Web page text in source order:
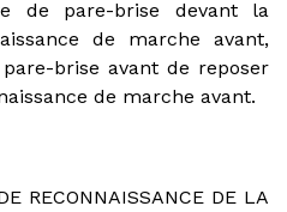
de pare-brise devant la
de marche avant,
brise avant de reposer
de marche avant.
RECONNAISSANCE DE LA